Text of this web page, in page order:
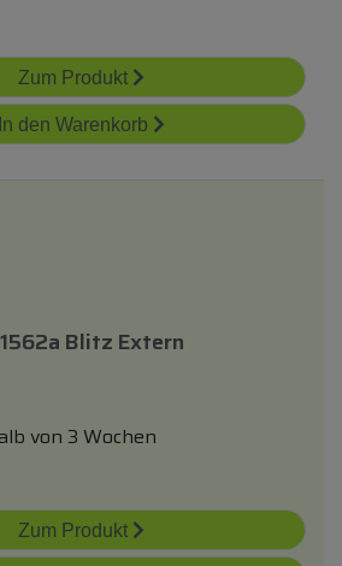
Zum Produkt
In den Warenkorb
Blitz Extern
von 3 Wochen
Zum Produkt